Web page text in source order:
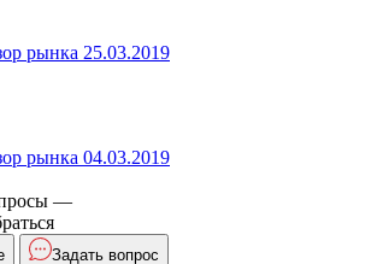
рынка 25.03.2019
рынка 04.03.2019
—
Задать вопрос